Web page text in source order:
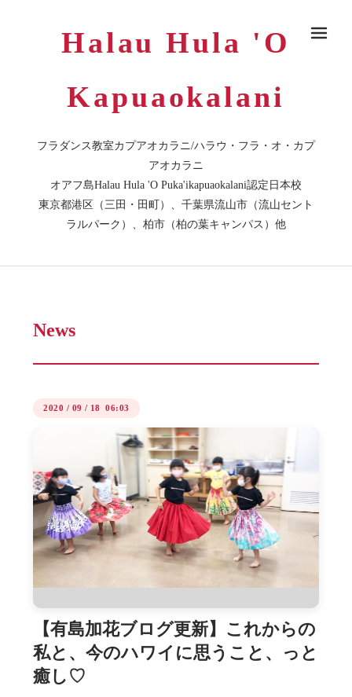
Halau Hula 'O
Kapuaokalani
フラダンス教室カプアオカラニ/ハラウ・フラ・オ・カプ
アオカラニ
オアフ島Halau Hula 'O Puka'ikapuaokalani認定日本校
東京都港区（三田・田町）、千葉県流山市（流山セント
ラルパーク）、柏市（柏の葉キャンパス）他
News
2020 / 09 / 18 06:03
【有島加花ブログ更新】これからの
私と、今のハワイに思うこと、っと
癒し♡